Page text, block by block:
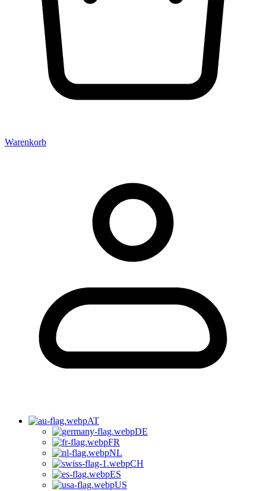
Warenkorb
AT
DE
FR
NL
CH
ES
US